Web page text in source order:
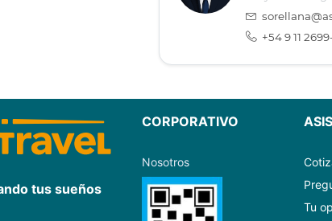
+54 9 11
tus sueños
CORPORATIVO
Nosotros
Tu